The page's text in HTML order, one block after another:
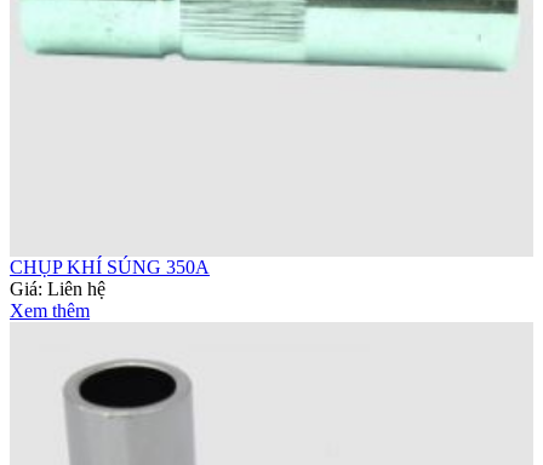
CHỤP KHÍ SÚNG 350A
Giá: Liên hệ
Xem thêm